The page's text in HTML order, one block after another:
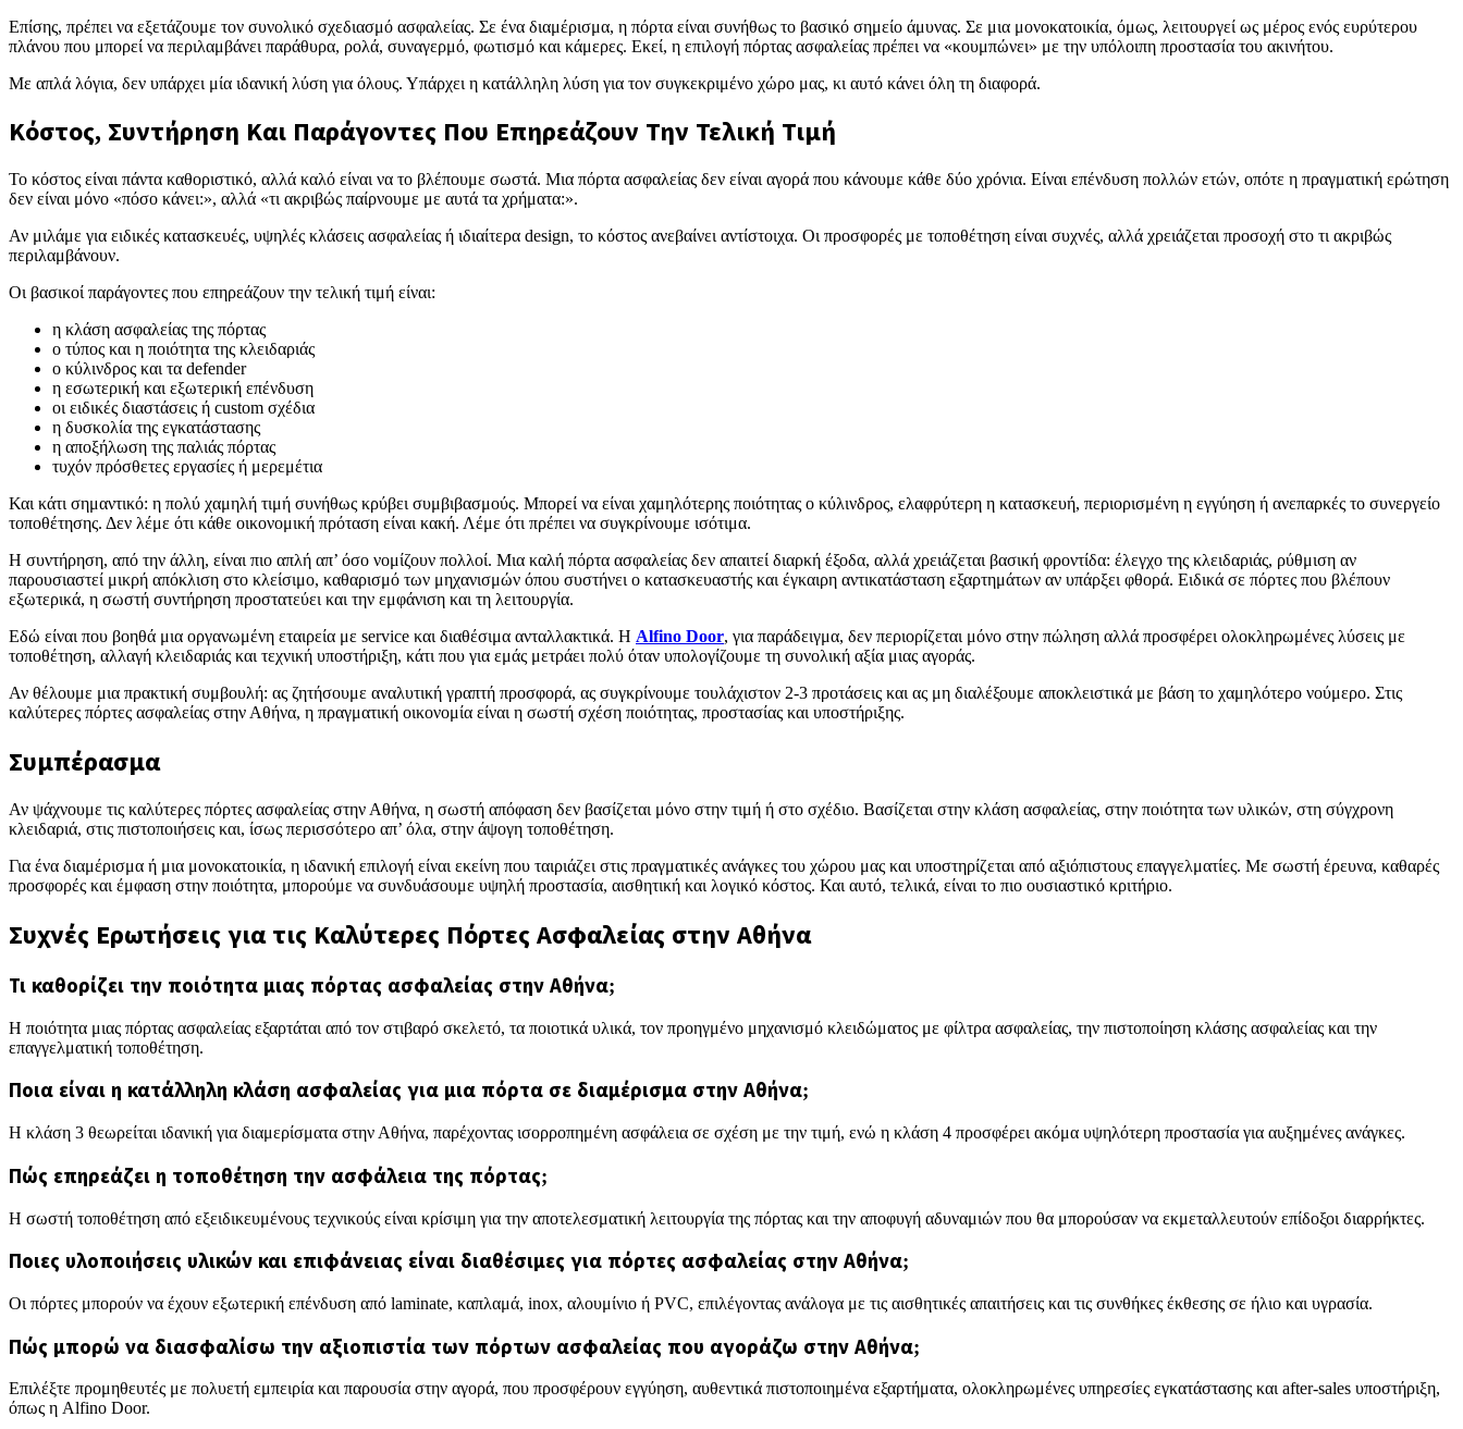
Επίσης, πρέπει να εξετάζουμε τον συνολικό σχεδιασμό ασφαλείας. Σε ένα διαμέρισμα, η πόρτα είναι συνήθως το βασικό σημείο άμυνας. Σε μια μονοκατοικία, όμως, λειτουργεί ως μέρος ενός ευρύτερου
πλάνου που μπορεί να περιλαμβάνει παράθυρα, ρολά, συναγερμό, φωτισμό και κάμερες. Εκεί, η επιλογή πόρτας ασφαλείας πρέπει να «κουμπώνει» με την υπόλοιπη προστασία του ακινήτου.
Με απλά λόγια, δεν υπάρχει μία ιδανική λύση για όλους. Υπάρχει η κατάλληλη λύση για τον συγκεκριμένο χώρο μας, κι αυτό κάνει όλη τη διαφορά.
Κόστος, Συντήρηση Και Παράγοντες Που Επηρεάζουν Την Τελική Τιμή
Το κόστος είναι πάντα καθοριστικό, αλλά καλό είναι να το βλέπουμε σωστά. Μια πόρτα ασφαλείας δεν είναι αγορά που κάνουμε κάθε δύο χρόνια. Είναι επένδυση πολλών ετών, οπότε η πραγματική ερώτηση
δεν είναι μόνο «πόσο κάνει:», αλλά «τι ακριβώς παίρνουμε με αυτά τα χρήματα:».
Αν μιλάμε για ειδικές κατασκευές, υψηλές κλάσεις ασφαλείας ή ιδιαίτερα design, το κόστος ανεβαίνει αντίστοιχα. Οι προσφορές με τοποθέτηση είναι συχνές, αλλά χρειάζεται προσοχή στο τι ακριβώς
περιλαμβάνουν.
Οι βασικοί παράγοντες που επηρεάζουν την τελική τιμή είναι:
η κλάση ασφαλείας της πόρτας
ο τύπος και η ποιότητα της κλειδαριάς
ο κύλινδρος και τα defender
η εσωτερική και εξωτερική επένδυση
οι ειδικές διαστάσεις ή custom σχέδια
η δυσκολία της εγκατάστασης
η αποξήλωση της παλιάς πόρτας
τυχόν πρόσθετες εργασίες ή μερεμέτια
Και κάτι σημαντικό: η πολύ χαμηλή τιμή συνήθως κρύβει συμβιβασμούς. Μπορεί να είναι χαμηλότερης ποιότητας ο κύλινδρος, ελαφρύτερη η κατασκευή, περιορισμένη η εγγύηση ή ανεπαρκές το συνεργείο
τοποθέτησης. Δεν λέμε ότι κάθε οικονομική πρόταση είναι κακή. Λέμε ότι πρέπει να συγκρίνουμε ισότιμα.
Η συντήρηση, από την άλλη, είναι πιο απλή απ’ όσο νομίζουν πολλοί. Μια καλή πόρτα ασφαλείας δεν απαιτεί διαρκή έξοδα, αλλά χρειάζεται βασική φροντίδα: έλεγχο της κλειδαριάς, ρύθμιση αν
παρουσιαστεί μικρή απόκλιση στο κλείσιμο, καθαρισμό των μηχανισμών όπου συστήνει ο κατασκευαστής και έγκαιρη αντικατάσταση εξαρτημάτων αν υπάρξει φθορά. Ειδικά σε πόρτες που βλέπουν
εξωτερικά, η σωστή συντήρηση προστατεύει και την εμφάνιση και τη λειτουργία.
Εδώ είναι που βοηθά μια οργανωμένη εταιρεία με service και διαθέσιμα ανταλλακτικά. Η Alfino Door, για παράδειγμα, δεν περιορίζεται μόνο στην πώληση αλλά προσφέρει ολοκληρωμένες λύσεις με
τοποθέτηση, αλλαγή κλειδαριάς και τεχνική υποστήριξη, κάτι που για εμάς μετράει πολύ όταν υπολογίζουμε τη συνολική αξία μιας αγοράς.
Αν θέλουμε μια πρακτική συμβουλή: ας ζητήσουμε αναλυτική γραπτή προσφορά, ας συγκρίνουμε τουλάχιστον 2-3 προτάσεις και ας μη διαλέξουμε αποκλειστικά με βάση το χαμηλότερο νούμερο. Στις
καλύτερες πόρτες ασφαλείας στην Αθήνα, η πραγματική οικονομία είναι η σωστή σχέση ποιότητας, προστασίας και υποστήριξης.
Συμπέρασμα
Αν ψάχνουμε τις καλύτερες πόρτες ασφαλείας στην Αθήνα, η σωστή απόφαση δεν βασίζεται μόνο στην τιμή ή στο σχέδιο. Βασίζεται στην κλάση ασφαλείας, στην ποιότητα των υλικών, στη σύγχρονη
κλειδαριά, στις πιστοποιήσεις και, ίσως περισσότερο απ’ όλα, στην άψογη τοποθέτηση.
Για ένα διαμέρισμα ή μια μονοκατοικία, η ιδανική επιλογή είναι εκείνη που ταιριάζει στις πραγματικές ανάγκες του χώρου μας και υποστηρίζεται από αξιόπιστους επαγγελματίες. Με σωστή έρευνα, καθαρές
προσφορές και έμφαση στην ποιότητα, μπορούμε να συνδυάσουμε υψηλή προστασία, αισθητική και λογικό κόστος. Και αυτό, τελικά, είναι το πιο ουσιαστικό κριτήριο.
Συχνές Ερωτήσεις για τις Καλύτερες Πόρτες Ασφαλείας στην Αθήνα
Τι καθορίζει την ποιότητα μιας πόρτας ασφαλείας στην Αθήνα;
Η ποιότητα μιας πόρτας ασφαλείας εξαρτάται από τον στιβαρό σκελετό, τα ποιοτικά υλικά, τον προηγμένο μηχανισμό κλειδώματος με φίλτρα ασφαλείας, την πιστοποίηση κλάσης ασφαλείας και την
επαγγελματική τοποθέτηση.
Ποια είναι η κατάλληλη κλάση ασφαλείας για μια πόρτα σε διαμέρισμα στην Αθήνα;
Η κλάση 3 θεωρείται ιδανική για διαμερίσματα στην Αθήνα, παρέχοντας ισορροπημένη ασφάλεια σε σχέση με την τιμή, ενώ η κλάση 4 προσφέρει ακόμα υψηλότερη προστασία για αυξημένες ανάγκες.
Πώς επηρεάζει η τοποθέτηση την ασφάλεια της πόρτας;
Η σωστή τοποθέτηση από εξειδικευμένους τεχνικούς είναι κρίσιμη για την αποτελεσματική λειτουργία της πόρτας και την αποφυγή αδυναμιών που θα μπορούσαν να εκμεταλλευτούν επίδοξοι διαρρήκτες.
Ποιες υλοποιήσεις υλικών και επιφάνειας είναι διαθέσιμες για πόρτες ασφαλείας στην Αθήνα;
Οι πόρτες μπορούν να έχουν εξωτερική επένδυση από laminate, καπλαμά, inox, αλουμίνιο ή PVC, επιλέγοντας ανάλογα με τις αισθητικές απαιτήσεις και τις συνθήκες έκθεσης σε ήλιο και υγρασία.
Πώς μπορώ να διασφαλίσω την αξιοπιστία των πόρτων ασφαλείας που αγοράζω στην Αθήνα;
Επιλέξτε προμηθευτές με πολυετή εμπειρία και παρουσία στην αγορά, που προσφέρουν εγγύηση, αυθεντικά πιστοποιημένα εξαρτήματα, ολοκληρωμένες υπηρεσίες εγκατάστασης και after-sales υποστήριξη,
όπως η Alfino Door.